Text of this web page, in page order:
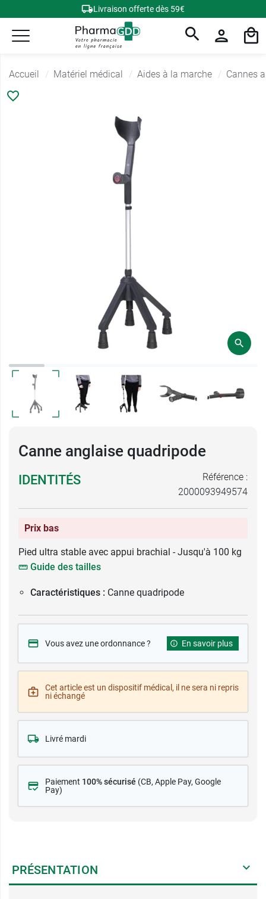
Livraison offerte dès 59€
Accueil Matériel médical Aides à la marche Cannes
Canne anglaise quadripode
IDENTITÉS
Référence :
2000093949574
Prix bas
Pied ultra stable avec appui brachial - Jusqu'à 100 kg
Guide des tailles
Caractéristiques : Canne quadripode
Vous avez une ordonnance ? En savoir plus
Cet article est un dispositif médical, il ne sera ni repris
ni échangé
Livré mardi
Paiement 100% sécurisé (CB, Apple Pay, Google
Pay)
PRÉSENTATION